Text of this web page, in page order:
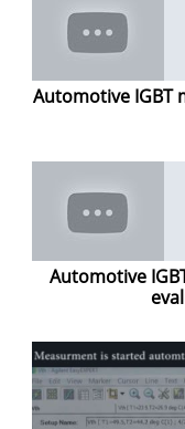
Automotive IGBT
Automotive